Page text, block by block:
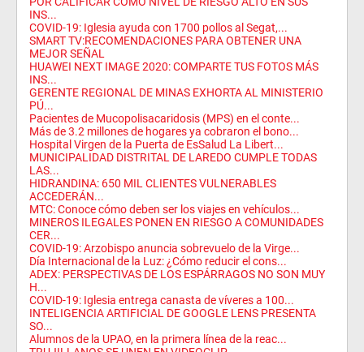
INS...
COVID-19: Iglesia ayuda con 1700 pollos al Segat,...
SMART TV:RECOMENDACIONES PARA OBTENER UNA
MEJOR SEÑAL
HUAWEI NEXT IMAGE 2020: COMPARTE TUS FOTOS MÁS
INS...
GERENTE REGIONAL DE MINAS EXHORTA AL MINISTERIO
PÚ...
Pacientes de Mucopolisacaridosis (MPS) en el conte...
Más de 3.2 millones de hogares ya cobraron el bono...
Hospital Virgen de la Puerta de EsSalud La Libert...
MUNICIPALIDAD DISTRITAL DE LAREDO CUMPLE TODAS
LAS...
HIDRANDINA: 650 MIL CLIENTES VULNERABLES
ACCEDERÁN...
MTC: Conoce cómo deben ser los viajes en vehículos...
MINEROS ILEGALES PONEN EN RIESGO A COMUNIDADES
CER...
COVID-19: Arzobispo anuncia sobrevuelo de la Virge...
Día Internacional de la Luz: ¿Cómo reducir el cons...
ADEX: PERSPECTIVAS DE LOS ESPÁRRAGOS NO SON MUY
H...
COVID-19: Iglesia entrega canasta de víveres a 100...
INTELIGENCIA ARTIFICIAL DE GOOGLE LENS PRESENTA
SO...
Alumnos de la UPAO, en la primera línea de la reac...